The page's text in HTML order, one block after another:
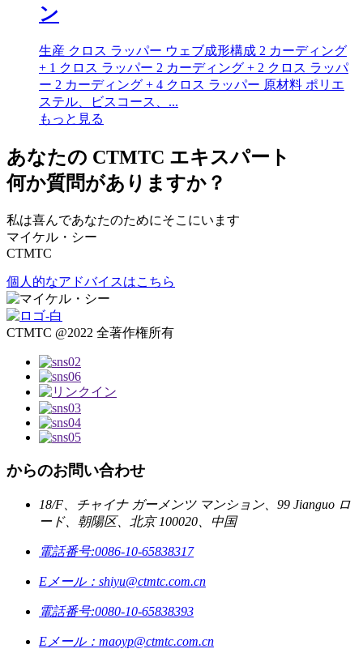
ン
生産 クロス ラッパー ウェブ成形構成 2 カーディング
+ 1 クロス ラッパー 2 カーディング + 2 クロス ラッパ
ー 2 カーディング + 4 クロス ラッパー 原材料 ポリエ
ステル、ビスコース、...
もっと見る
あなたの CTMTC エキスパート
何か質問がありますか？
私は喜んであなたのためにそこにいます
マイケル・シー
CTMTC
個人的なアドバイスはこちら
CTMTC @2022 全著作権所有
からのお問い合わせ
18/F、チャイナ ガーメンツ マンション、99 Jianguo ロ
ード、朝陽区、北京 100020、中国
電話番号:0086-10-65838317
Eメール： shiyu@ctmtc.com.cn
電話番号:0080-10-65838393
Eメール： maoyp@ctmtc.com.cn